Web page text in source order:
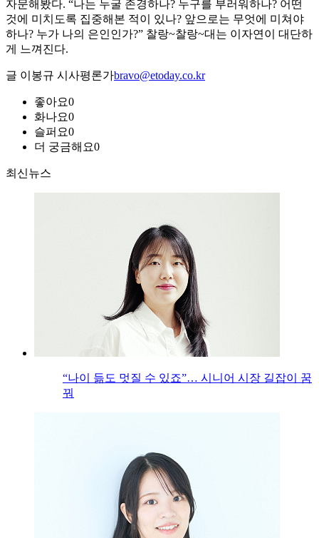
자문해봤다. “나는 누굴 존경하나? 누구를 부러워하나? 어떤
것에 미치도록 집중해본 적이 있나? 앞으로는 무엇에 미쳐야
하나? 누가 나의 은인인가?” 찰랑~찰랑~대는 이자연이 대단하
게 느껴진다.
글 이봉규 시사평론가bravo@etoday.co.kr
좋아요0
화나요0
슬퍼요0
더 궁금해요0
최신뉴스
“나이 듦도 멋질 수 있죠”… 시니어 시장 길잡이 꿈
꿔